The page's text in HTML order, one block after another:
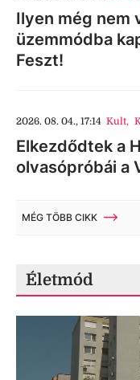
Ilyen még nem
üzemmódba
Feszt!
2026. 08. 04., 17:14 Kult,
Elkezdődtek a
olvasópróbái a
MÉG TÖBB CIKK
Életmód